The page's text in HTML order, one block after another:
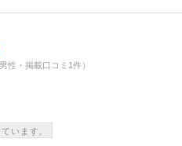
性・掲載口コミ1件）
います。